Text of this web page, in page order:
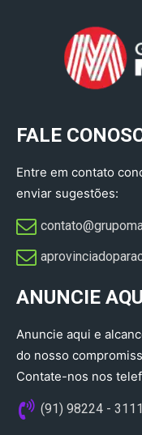
FALE
Entre em contato
enviar sugestões:
ANUNCIE
Anuncie aqui e
do nosso
Contate-nos nos
(91) 98224 - 3111